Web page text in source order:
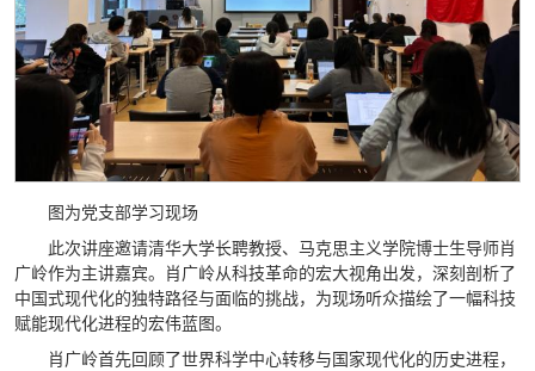
图为党支部学习现场
此次讲座邀请清华大学长聘教授、马克思主义学院博士生导师肖
广岭作为主讲嘉宾。肖广岭从科技革命的宏大视角出发，深刻剖析了
中国式现代化的独特路径与面临的挑战，为现场听众描绘了一幅科技
赋能现代化进程的宏伟蓝图。
肖广岭首先回顾了世界科学中心转移与国家现代化的历史进程，